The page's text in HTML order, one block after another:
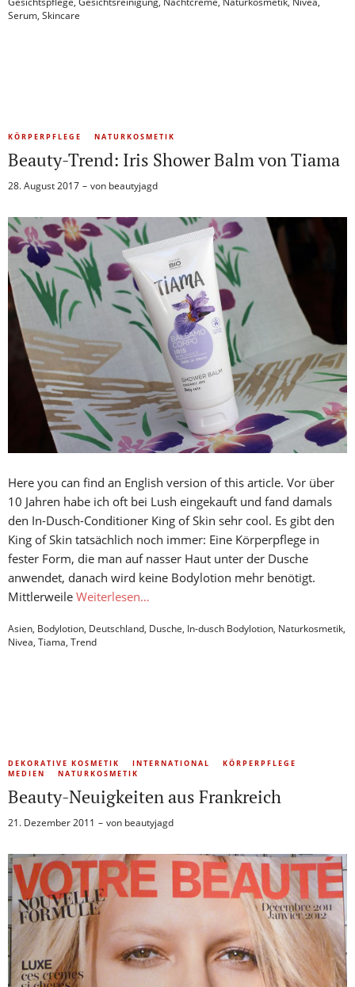
Serum, Skincare
KÖRPERPFLEGE NATURKOSMETIK
Beauty-Trend: Iris Shower Balm von Tiama
28. August 2017 von beautyjagd
Here you can find an English version of this article. Vor über
10 Jahren habe ich oft bei Lush eingekauft und fand damals
den In-Dusch-Conditioner King of Skin sehr cool. Es gibt den
King of Skin tatsächlich noch immer: Eine Körperpflege in
fester Form, die man auf nasser Haut unter der Dusche
anwendet, danach wird keine Bodylotion mehr benötigt.
Mittlerweile Weiterlesen…
Asien, Bodylotion, Deutschland, Dusche, In-dusch Bodylotion, Naturkosmetik,
Nivea, Tiama, Trend
DEKORATIVE KOSMETIK INTERNATIONAL
KÖRPERPFLEGE
MEDIEN
NATURKOSMETIK
Beauty-Neuigkeiten aus Frankreich
21. Dezember 2011 von beautyjagd